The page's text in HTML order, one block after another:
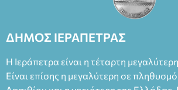
ΔΗΜΟΣ ΙΕΡΑΠΕΤΡΑΣ
Η Ιεράπετρα είναι η τέταρτη
Είναι επίσης η μεγαλύτερη σε